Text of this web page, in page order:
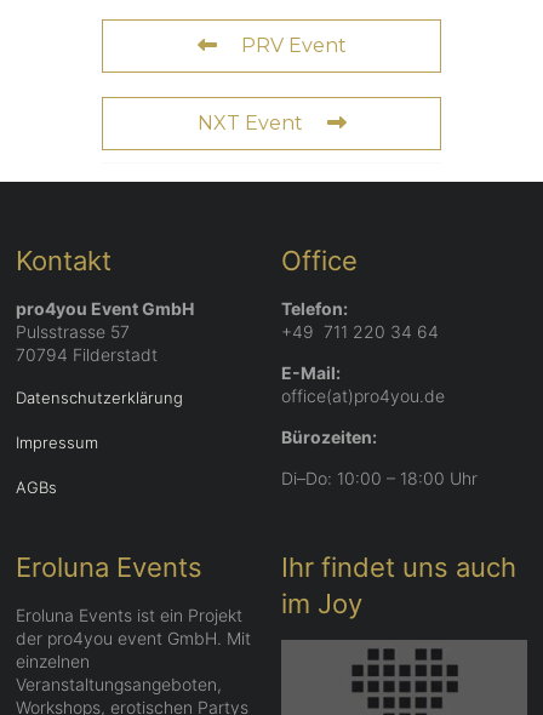
PRV Event
NXT Event
Kontakt
pro4you Event GmbH
Pulsstrasse 57
70794 Filderstadt
Datenschutzerklärung
Impressum
AGBs
Office
Telefon:
+49 711 220 34 64
E-Mail:
office(at)pro4you.de
Bürozeiten:
Di–Do: 10:00 – 18:00 Uhr
Eroluna Events
Eroluna Events ist ein Projekt
der pro4you event GmbH. Mit
einzelnen
Veranstaltungsangeboten,
Workshops, erotischen Partys
Ihr findet uns auch
im Joy